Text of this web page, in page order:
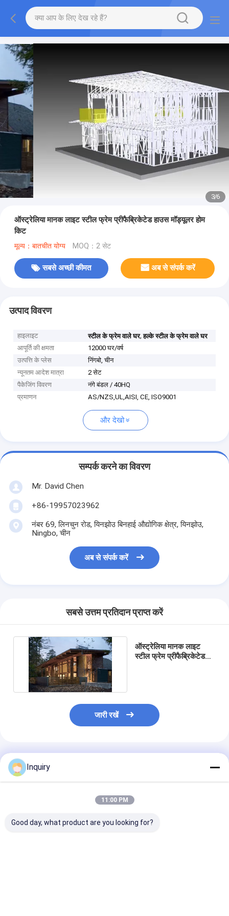
3/6
ऑस्ट्रेलिया मानक लाइट स्टील फ्रेम प्रीफैब्रिकेटेड हाउस मॉड्यूलर होम
किट
मूल्य：बातचीत योग्य MOQ：2 सेट
सबसे अच्छी कीमत अब से संपर्क करें
उत्पाद विवरण
हाइलाइट स्टील के फ्रेम वाले घर,हल्के स्टील के फ्रेम वाले घर
आपूर्ति की क्षमता
12000 घर/वर्ष
उत्पत्ति के प्लेस
निंगबो, चीन
न्यूनतम आदेश मात्रा
2 सेट
पैकेजिंग विवरण
नंगे बंडल / 40HQ
प्रमाणन
AS/NZS,UL,AISI, CE, ISO9001
और देखो
सम्पर्क करने का विवरण
Mr. David Chen
+86-19957023962
नंबर 69, लिनचुन रोड, यिनझोउ बिनहाई औद्योगिक क्षेत्र, यिनझोउ,
Ningbo, चीन
अब से संपर्क करें
सबसे उत्तम प्रतिदान प्राप्त करें
ऑस्ट्रेलिया मानक लाइट
स्टील फ्रेम प्रीफैब्रिकेटेड
जारी रखें
अनुशंसित उत्पाद
Inquiry
11:00 PM
Good day, what product are you looking for?